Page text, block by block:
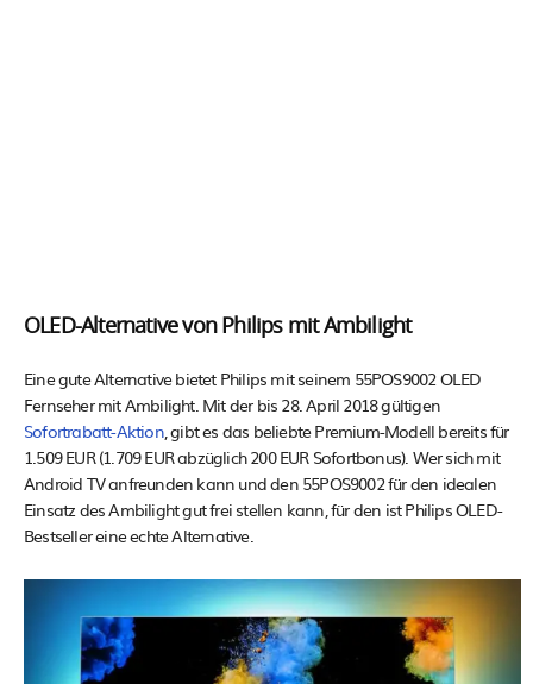
OLED-Alternative von Philips mit Ambilight
Eine gute Alternative bietet Philips mit seinem 55POS9002 OLED
Fernseher mit Ambilight. Mit der bis 28. April 2018 gültigen
Sofortrabatt-Aktion, gibt es das beliebte Premium-Modell bereits für
1.509 EUR (1.709 EUR abzüglich 200 EUR Sofortbonus). Wer sich mit
Android TV anfreunden kann und den 55POS9002 für den idealen
Einsatz des Ambilight gut frei stellen kann, für den ist Philips OLED-
Bestseller eine echte Alternative.